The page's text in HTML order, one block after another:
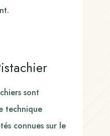
sont
technique
connues sur le